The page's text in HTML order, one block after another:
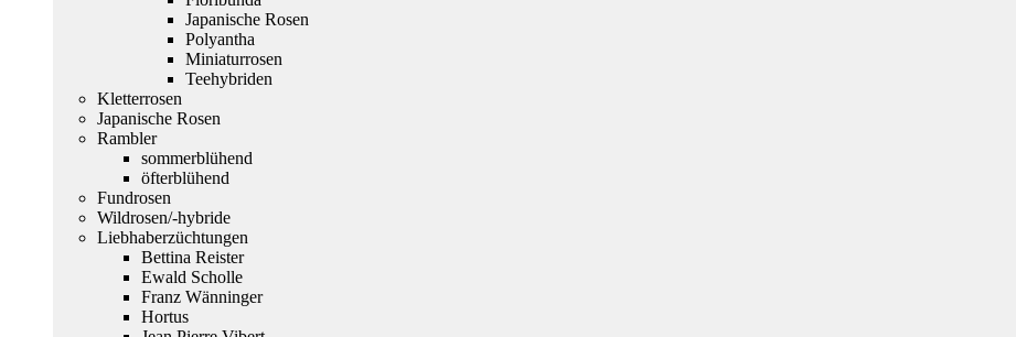
Japanische Rosen
Polyantha
Miniaturrosen
Teehybriden
Kletterrosen
Japanische Rosen
Rambler
sommerblühend
öfterblühend
Fundrosen
Wildrosen/-hybride
Liebhaberzüchtungen
Bettina Reister
Ewald Scholle
Franz Wänninger
Hortus